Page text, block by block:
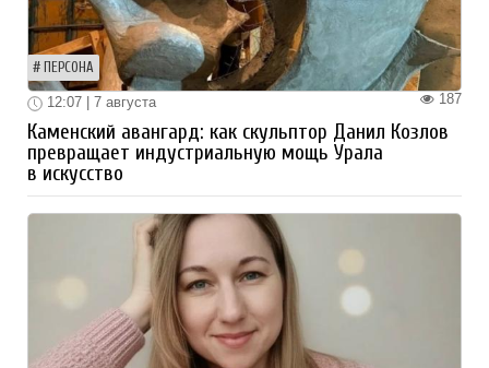
ПЕРСОНА
187
12:07 | 7 августа
Каменский авангард: как скульптор Данил Козлов
превращает индустриальную мощь Урала
в искусство